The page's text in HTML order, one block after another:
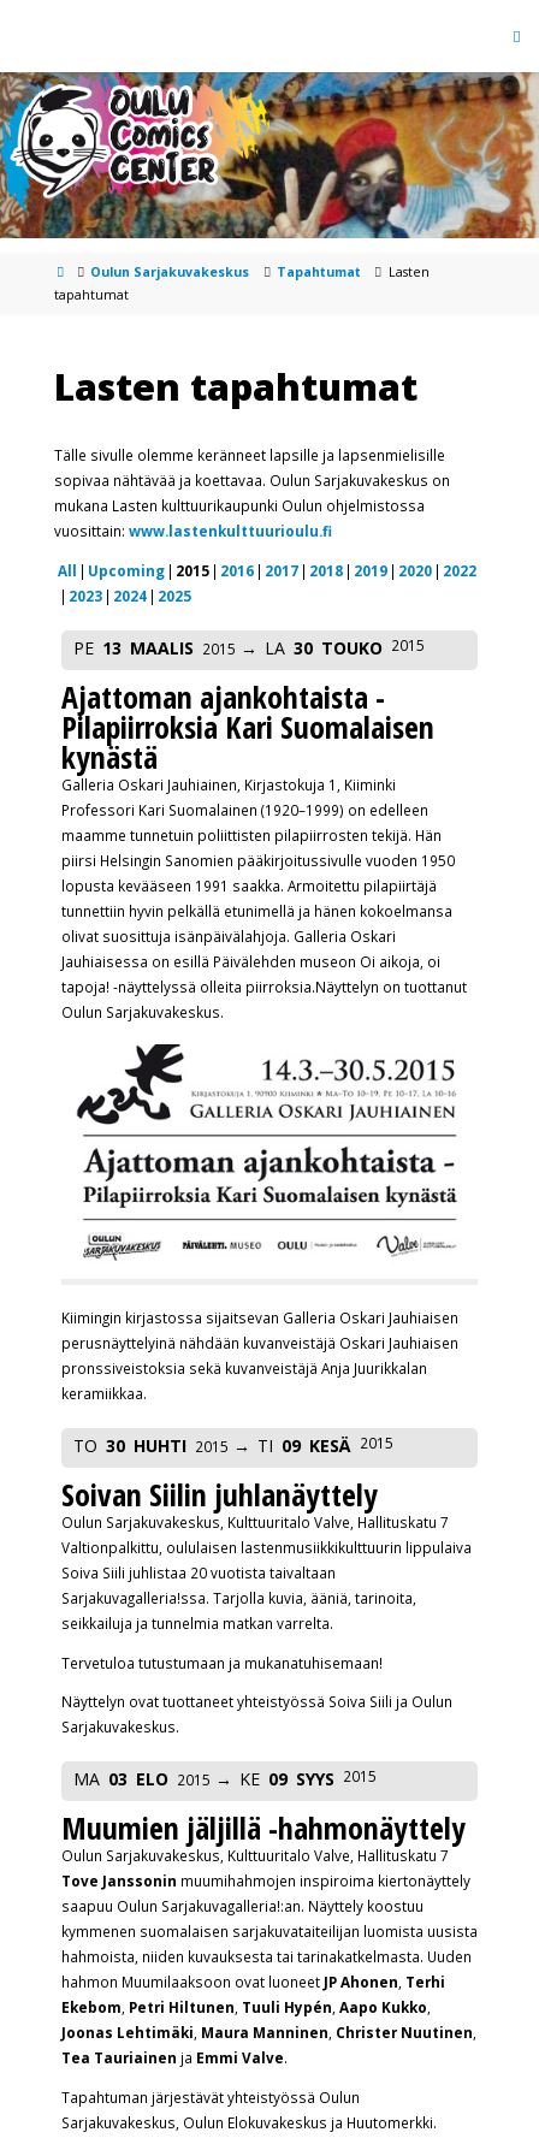
Oulun Sarjakuvakeskus Tapahtumat
Lasten
tapahtumat
Lasten tapahtumat
Tälle sivulle olemme keränneet lapsille ja lapsenmielisille
sopivaa nähtävää ja koettavaa. Oulun Sarjakuvakeskus on
mukana Lasten kulttuurikaupunki Oulun ohjelmistossa
vuosittain: www.lastenkulttuurioulu.fi
All Upcoming 2015 2016 2017 2018 2019 2020
2022
2023
2024 2025
PE 13 MAALIS 2015 LA 30 TOUKO 2015
Ajattoman ajankohtaista -
Pilapiirroksia Kari Suomalaisen
kynästä
Galleria Oskari Jauhiainen, Kirjastokuja 1, Kiiminki
Professori Kari Suomalainen (1920–1999) on edelleen
maamme tunnetuin poliittisten pilapiirrosten tekijä. Hän
piirsi Helsingin Sanomien pääkirjoitussivulle vuoden 1950
lopusta kevääseen 1991 saakka. Armoitettu pilapiirtäjä
tunnettiin hyvin pelkällä etunimellä ja hänen kokoelmansa
olivat suosittuja isänpäivälahjoja. Galleria Oskari
Jauhiaisessa on esillä Päivälehden museon Oi aikoja, oi
tapoja! -näyttelyssä olleita piirroksia.Näyttelyn on tuottanut
Oulun Sarjakuvakeskus.
Kiimingin kirjastossa sijaitsevan Galleria Oskari Jauhiaisen
perusnäyttelyinä nähdään kuvanveistäjä Oskari Jauhiaisen
pronssiveistoksia sekä kuvanveistäjä Anja Juurikkalan
keramiikkaa.
TO 30 HUHTI 2015 TI 09 KESÄ 2015
Soivan Siilin juhlanäyttely
Oulun Sarjakuvakeskus, Kulttuuritalo Valve, Hallituskatu 7
Valtionpalkittu, oululaisen lastenmusiikkikulttuurin lippulaiva
Soiva Siili juhlistaa 20 vuotista taivaltaan
Sarjakuvagalleria!ssa. Tarjolla kuvia, ääniä, tarinoita,
seikkailuja ja tunnelmia matkan varrelta.
Tervetuloa tutustumaan ja mukanatuhisemaan!
Näyttelyn ovat tuottaneet yhteistyössä Soiva Siili ja Oulun
Sarjakuvakeskus.
MA 03 ELO 2015 KE 09 SYYS 2015
Muumien jäljillä -hahmonäyttely
Oulun Sarjakuvakeskus, Kulttuuritalo Valve, Hallituskatu 7
Tove Janssonin muumihahmojen inspiroima kiertonäyttely
saapuu Oulun Sarjakuvagalleria!:an. Näyttely koostuu
kymmenen suomalaisen sarjakuvataiteilijan luomista uusista
hahmoista, niiden kuvauksesta tai tarinakatkelmasta. Uuden
hahmon Muumilaaksoon ovat luoneet JP Ahonen Terhi
Ekebom Petri Hiltunen Tuuli Hypén Aapo Kukko
Joonas Lehtimäki Maura Manninen Christer Nuutinen
Tea Tauriainen ja Emmi Valve.
Tapahtuman järjestävät yhteistyössä Oulun
Sarjakuvakeskus, Oulun Elokuvakeskus ja Huutomerkki.